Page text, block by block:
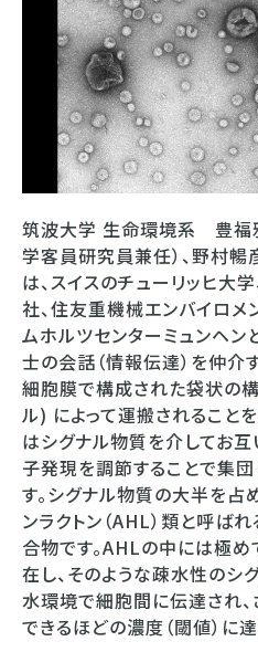
筑波大学 生命環境系 豊福
学客員研究員兼任）、野村
は、スイスのチューリッヒ大
社、住友重機械エンバイロメ
ムホルツセンターミュンヘン
士の会話（情報伝達）を仲介
細胞膜で構成された袋状の
ル) によって運搬されること
はシグナル物質を介してお
子発現を調節することで集
す。シグナル物質の大半を占
ンラクトン（AHL）類と呼ば
合物です。AHLの中には極
在し、そのような疎水性のシ
水環境で細胞間に伝達され
できるほどの濃度（閾値）に